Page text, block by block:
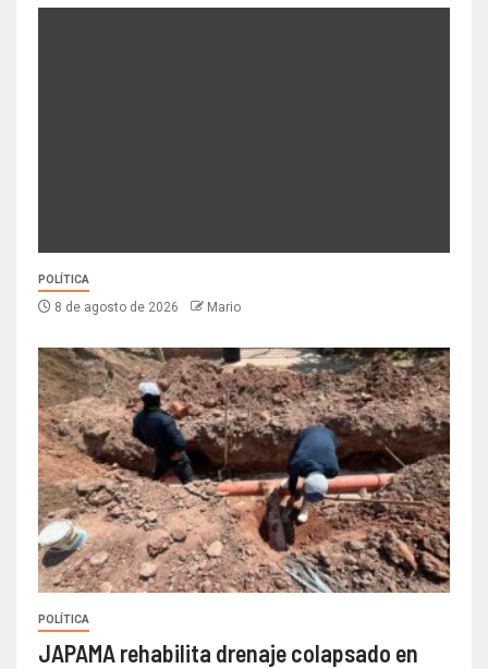
POLÍTICA
8 de agosto de 2026 Mario
POLÍTICA
JAPAMA rehabilita drenaje colapsado en